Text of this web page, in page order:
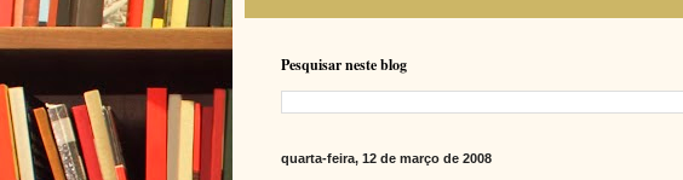
Pesquisar neste blog
quarta-feira, 12 de março de 2008